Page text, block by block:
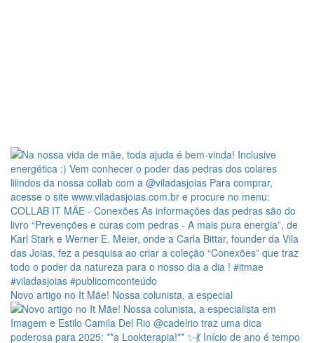
Novo artigo no It Mãe! Nossa colunista, a especial